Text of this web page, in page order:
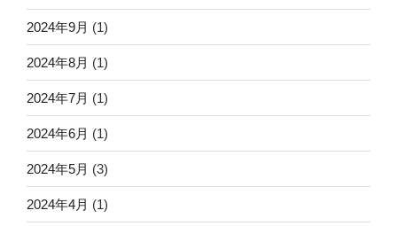
2024年9月 (1)
2024年8月 (1)
2024年7月 (1)
2024年6月 (1)
2024年5月 (3)
2024年4月 (1)